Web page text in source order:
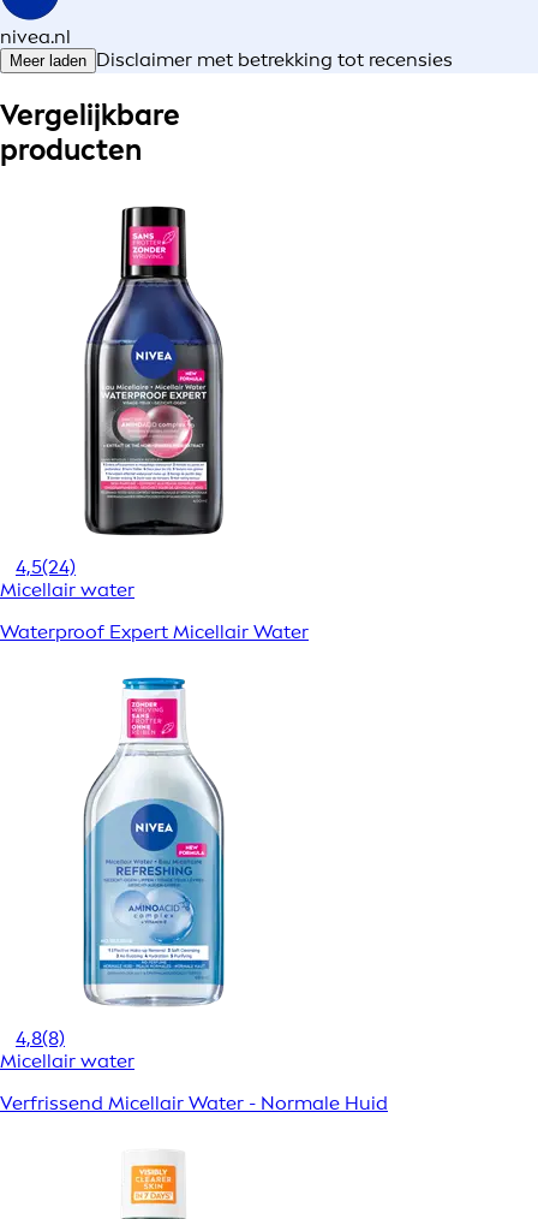
nivea.nl
Meer laden Disclaimer met betrekking tot recensies
Vergelijkbare
producten
4,5(24)
Micellair water
Waterproof Expert Micellair Water
4,8(8)
Micellair water
Verfrissend Micellair Water - Normale Huid